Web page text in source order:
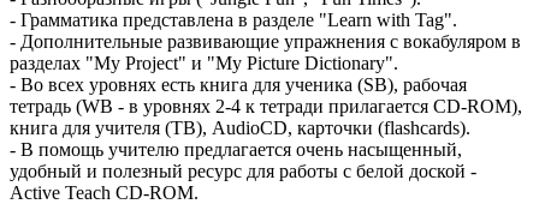
- Грамматика представлена в разделе "Learn with Tag".
- Дополнительные развивающие упражнения с вокабуляром в
разделах "My Project" и "My Picture Dictionary".
- Во всех уровнях есть книга для ученика (SB), рабочая
тетрадь (WB - в уровнях 2-4 к тетради прилагается CD-ROM),
книга для учителя (TB), AudioCD, карточки (flashcards).
- В помощь учителю предлагается очень насыщенный,
удобный и полезный ресурс для работы с белой доской -
Active Teach CD-ROM.